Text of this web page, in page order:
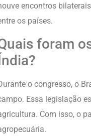
encontros
os países.
foram
o congresso, o
Essa legislação
Com isso, o